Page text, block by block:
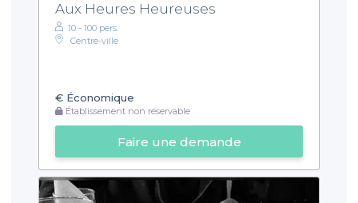
Aux Heures Heureuses
10 - 100 pers.
Centre-ville
€ Économique
Établissement non réservable
Faire une demande